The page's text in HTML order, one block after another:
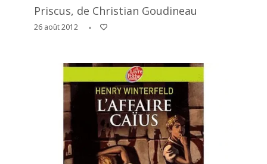
Priscus, de Christian Goudineau
26 août 2012